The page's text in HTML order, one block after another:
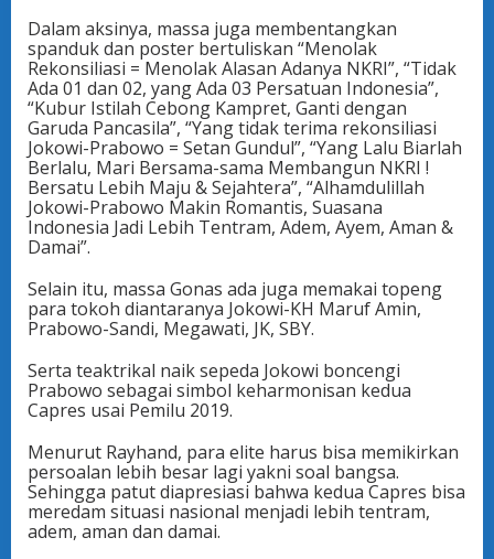
Dalam aksinya, massa juga membentangkan
spanduk dan poster bertuliskan “Menolak
Rekonsiliasi = Menolak Alasan Adanya NKRI”, “Tidak
Ada 01 dan 02, yang Ada 03 Persatuan Indonesia”,
“Kubur Istilah Cebong Kampret, Ganti dengan
Garuda Pancasila”, “Yang tidak terima rekonsiliasi
Jokowi-Prabowo = Setan Gundul”, “Yang Lalu Biarlah
Berlalu, Mari Bersama-sama Membangun NKRI !
Bersatu Lebih Maju & Sejahtera”, “Alhamdulillah
Jokowi-Prabowo Makin Romantis, Suasana
Indonesia Jadi Lebih Tentram, Adem, Ayem, Aman &
Damai”.
Selain itu, massa Gonas ada juga memakai topeng
para tokoh diantaranya Jokowi-KH Maruf Amin,
Prabowo-Sandi, Megawati, JK, SBY.
Serta teaktrikal naik sepeda Jokowi boncengi
Prabowo sebagai simbol keharmonisan kedua
Capres usai Pemilu 2019.
Menurut Rayhand, para elite harus bisa memikirkan
persoalan lebih besar lagi yakni soal bangsa.
Sehingga patut diapresiasi bahwa kedua Capres bisa
meredam situasi nasional menjadi lebih tentram,
adem, aman dan damai.